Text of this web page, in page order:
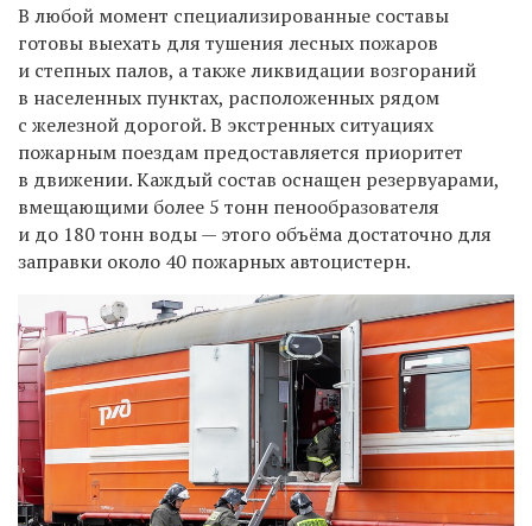
В любой момент специализированные составы
готовы выехать для тушения лесных пожаров
и степных палов, а также ликвидации возгораний
в населенных пунктах, расположенных рядом
с железной дорогой. В экстренных ситуациях
пожарным поездам предоставляется приоритет
в движении.Каждый состав оснащен резервуарами,
вмещающими более 5 тонн пенообразователя
и до 180 тонн воды — этого объёма достаточно для
заправки около 40 пожарных автоцистерн.